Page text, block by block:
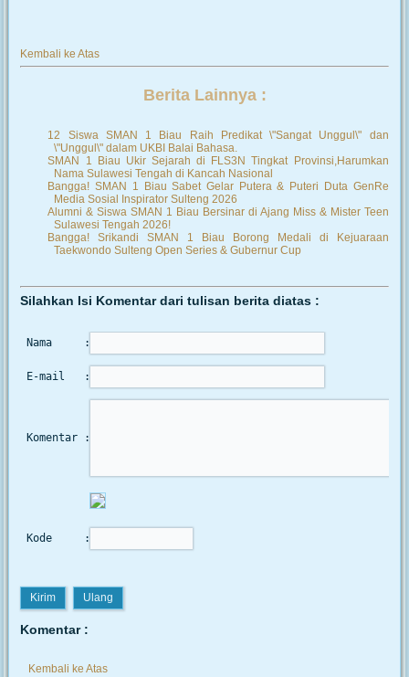
Kembali ke Atas
Berita Lainnya :
12 Siswa SMAN 1 Biau Raih Predikat \"Sangat Unggul\" dan
\"Unggul\" dalam UKBI Balai Bahasa.
SMAN 1 Biau Ukir Sejarah di FLS3N Tingkat Provinsi,Harumkan
Nama Sulawesi Tengah di Kancah Nasional
Bangga! SMAN 1 Biau Sabet Gelar Putera & Puteri Duta GenRe
Media Sosial Inspirator Sulteng 2026
Alumni & Siswa SMAN 1 Biau Bersinar di Ajang Miss & Mister Teen
Sulawesi Tengah 2026!
Bangga! Srikandi SMAN 1 Biau Borong Medali di Kejuaraan
Taekwondo Sulteng Open Series & Gubernur Cup
Silahkan Isi Komentar dari tulisan berita diatas :
Nama     :
E-mail   :
Komentar :
Kode     :
Komentar :
Kembali ke Atas